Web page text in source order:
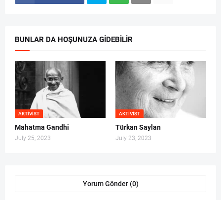
BUNLAR DA HOŞUNUZA GIDEBILIR
AKTIVIST
Mahatma Gandhi
July 25, 2023
AKTIVIST
Türkan Saylan
July 23, 2023
Yorum Gönder (0)